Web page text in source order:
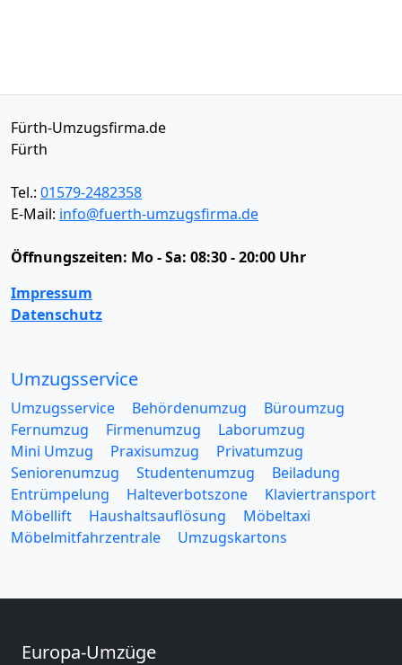
Fürth-Umzugsfirma.de
Fürth
Tel.: 01579-2482358
E-Mail: info@fuerth-umzugsfirma.de
Öffnungszeiten: Mo - Sa: 08:30 - 20:00 Uhr
Impressum
Datenschutz
Umzugsservice
Umzugsservice Behördenumzug
Büroumzug
Fernumzug
Firmenumzug
Laborumzug
Mini Umzug
Praxisumzug
Privatumzug
Seniorenumzug
Studentenumzug
Beiladung
Entrümpelung
Halteverbotszone
Klaviertransport
Möbellift
Haushaltsauflösung
Möbeltaxi
Möbelmitfahrzentrale
Umzugskartons
Europa-Umzüge